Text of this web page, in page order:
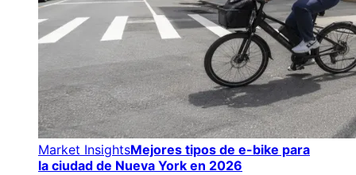
Market InsightsMejores tipos de e-bike para
la ciudad de Nueva York en 2026